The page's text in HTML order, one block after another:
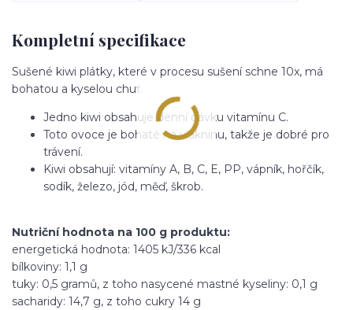
Kompletní specifikace
Sušené kiwi plátky, které v procesu sušení schne 10x, má
bohatou a kyselou chuť.
Jedno kiwi obsahuje denní dávku vitamínu C.
Toto ovoce je bohaté na vlákninu, takže je dobré pro
trávení.
Kiwi obsahují: vitamíny A, B, C, E, PP, vápník, hořčík,
sodík, železo, jód, měď, škrob.
Nutriční hodnota na 100 g produktu:
energetická hodnota: 1405 kJ/336 kcal
bílkoviny: 1,1 g
tuky: 0,5 gramů, z toho nasycené mastné kyseliny: 0,1 g
sacharidy: 14,7 g, z toho cukry 14 g